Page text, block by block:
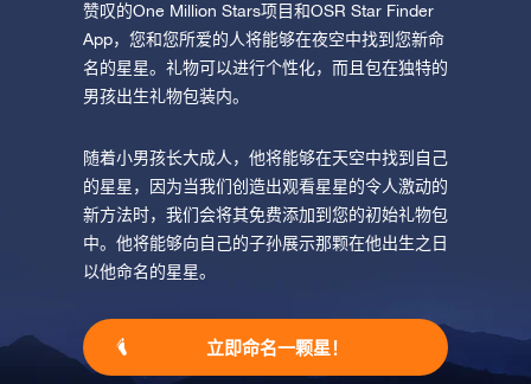
赞叹的One Million Stars项目和OSR Star Finder
App，您和您所爱的人将能够在夜空中找到您新命
名的星星。礼物可以进行个性化，而且包在独特的
男孩出生礼物包装内。
随着小男孩长大成人，他将能够在天空中找到自己
的星星，因为当我们创造出观看星星的令人激动的
新方法时，我们会将其免费添加到您的初始礼物包
中。他将能够向自己的子孙展示那颗在他出生之日
以他命名的星星。
立即命名一颗星！